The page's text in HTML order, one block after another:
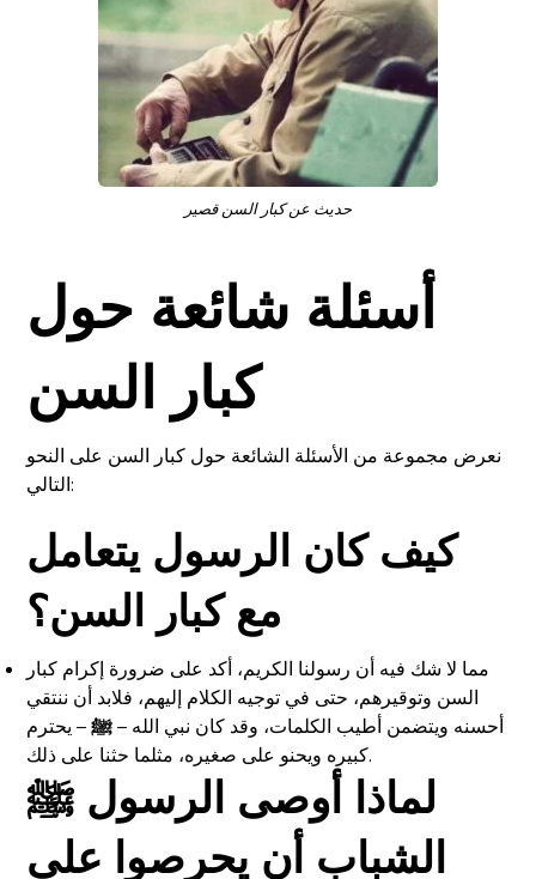
حديث عن كبار السن قصير
أسئلة شائعة حول
كبار السن
نعرض مجموعة من الأسئلة الشائعة حول كبار السن على النحو
التالي:
كيف كان الرسول يتعامل
مع كبار السن؟
مما لا شك فيه أن رسولنا الكريم، أكد على ضرورة إكرام كبار
السن وتوقيرهم، حتى في توجيه الكلام إليهم، فلابد أن ننتقي
أحسنه ويتضمن أطيب الكلمات، وقد كان نبي الله –ﷺ– يحترم
كبيره ويحنو على صغيره، مثلما حثنا على ذلك.
لماذا أوصى الرسول ﷺ
الشباب أن يحرصوا على